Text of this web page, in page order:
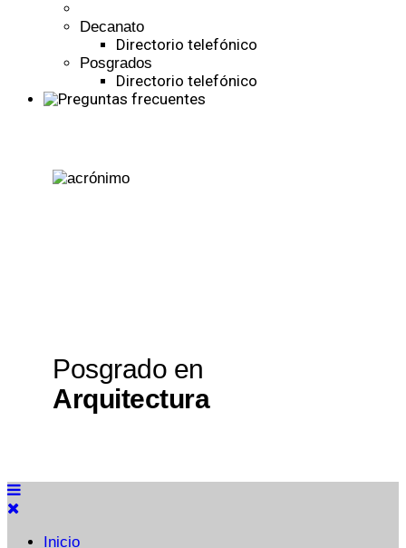
Decanato
Directorio telefónico
Posgrados
Directorio telefónico
Posgrado en
Arquitectura
Inicio